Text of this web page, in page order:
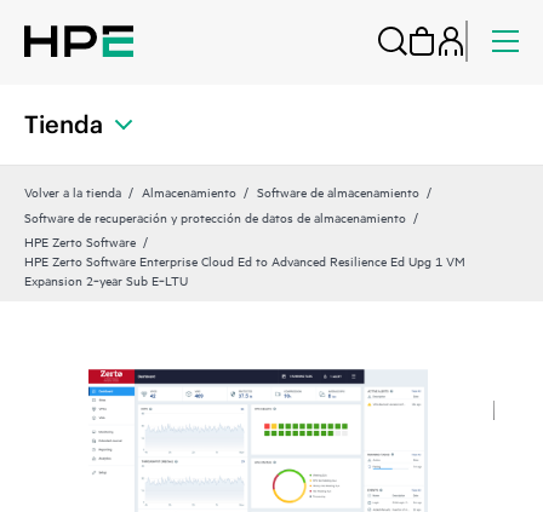
Tienda
Volver a la tienda Almacenamiento
Software de almacenamiento
Software de recuperación y protección de datos de almacenamiento
HPE Zerto Software
HPE Zerto Software Enterprise Cloud Ed to Advanced Resilience Ed Upg 1 VM
Expansion 2‑year Sub E‑LTU